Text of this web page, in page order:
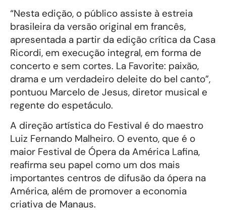
“Nesta edição, o público assiste à estreia
brasileira da versão original em francês,
apresentada a partir da edição crítica da Casa
Ricordi, em execução integral, em forma de
concerto e sem cortes. La Favorite: paixão,
drama e um verdadeiro deleite do bel canto”,
pontuou Marcelo de Jesus, diretor musical e
regente do espetáculo.
A direção artística do Festival é do maestro
Luiz Fernando Malheiro. O evento, que é o
maior Festival de Ópera da América Lafina,
reafirma seu papel como um dos mais
importantes centros de difusão da ópera na
América, além de promover a economia
criativa de Manaus.